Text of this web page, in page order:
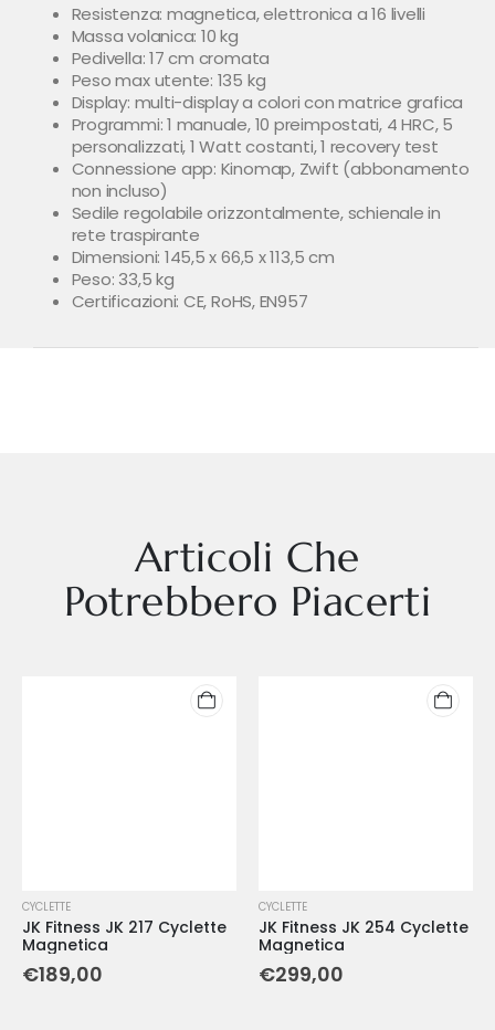
Resistenza: magnetica, elettronica a 16 livelli
Massa volanica: 10 kg
Pedivella: 17 cm cromata
Peso max utente: 135 kg
Display: multi-display a colori con matrice grafica
Programmi: 1 manuale, 10 preimpostati, 4 HRC, 5
personalizzati, 1 Watt costanti, 1 recovery test
Connessione app: Kinomap, Zwift (abbonamento
non incluso)
Sedile regolabile orizzontalmente, schienale in
rete traspirante
Dimensioni: 145,5 x 66,5 x 113,5 cm
Peso: 33,5 kg
Certificazioni: CE, RoHS, EN957
Articoli Che
Potrebbero Piacerti
CYCLETTE
JK Fitness JK 217 Cyclette
Magnetica
€189,00
CYCLETTE
JK Fitness JK 254 Cyclette
Magnetica
€299,00